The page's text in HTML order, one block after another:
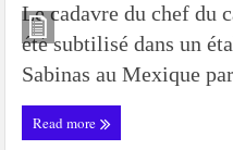
Le cadavre du chef du
été subtilisé dans un
Sabinas au Mexique
Read more